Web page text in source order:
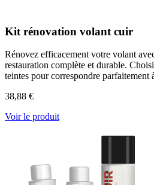
Kit rénovation volant cuir
Rénovez efficacement votre volant
restauration complète et durable.
teintes pour correspondre parfaitement
38,88 €
Voir le produit